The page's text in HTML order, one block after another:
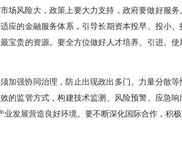
场风险大，政策上要大力支持，政府要做好服
应的金融服务体系，引导长期资本投早、投小
宝贵的资源。要全方位做好人才培养、引进、
加强协同治理，防止出现政出多门、力量分散
的监管方式，构建技术监测、风险预警、应急
发展营造良好环境。要不断深化国际合作，积